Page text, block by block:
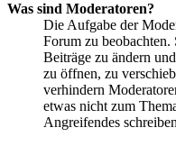
Was sind Moderatoren?
Die Aufgabe der
Forum zu
Beiträge zu ändern
zu öffnen, zu
verhindern
etwas nicht zum
Angreifendes